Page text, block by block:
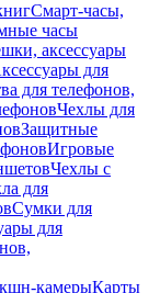
Смарт-часы,
часы
аксессуары
для
для телефонов,
Чехлы для
Защитные
Игровые
Чехлы с
для
Сумки для
для
камерыКарты